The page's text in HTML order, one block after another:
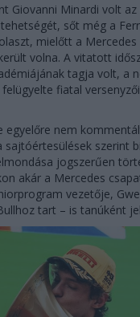
Giovanni Minardi volt az
sőt még a
mielőtt a Mercedes
volna. A vitatott
tagja volt, a
fiatal
egyelőre nem
sajtóértesülések szerint
jogszerűen
akár a Mercedes
vezetője,
tart – is tanúként